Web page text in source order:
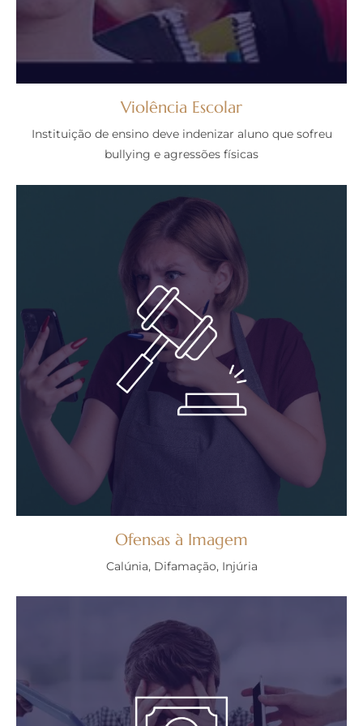
Violência Escolar
Instituição de ensino deve indenizar aluno que sofreu
bullying e agressões físicas
Ofensas à Imagem
Calúnia, Difamação, Injúria